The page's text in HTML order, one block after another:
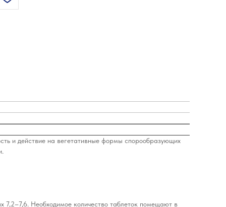
и действие на вегетативные формы спорообразующих
Необходимое количество таблеток помещают в